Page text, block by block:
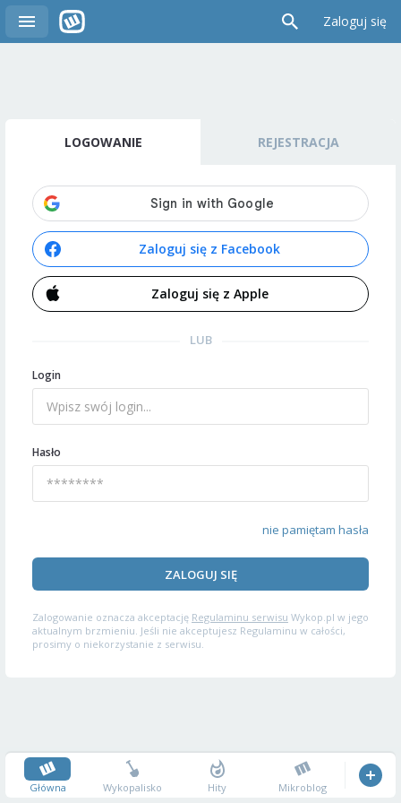
Zaloguj się
LOGOWANIE REJESTRACJA
Zaloguj się z Facebook
Zaloguj się z Apple
LUB
Login
Hasło
nie pamiętam hasła
ZALOGUJ SIĘ
Zalogowanie oznacza akceptację Regulaminu serwisu Wykop.pl w jego
aktualnym brzmieniu. Jeśli nie akceptujesz Regulaminu w całości,
prosimy o niekorzystanie z serwisu.
Główna Wykopalisko Hity Mikroblog